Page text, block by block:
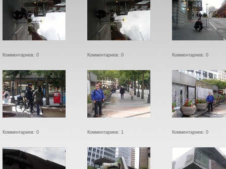
Комментариев: 0 Комментариев: 0 Комментариев: 0
Комментариев: 0 Комментариев: 1 Комментариев: 0